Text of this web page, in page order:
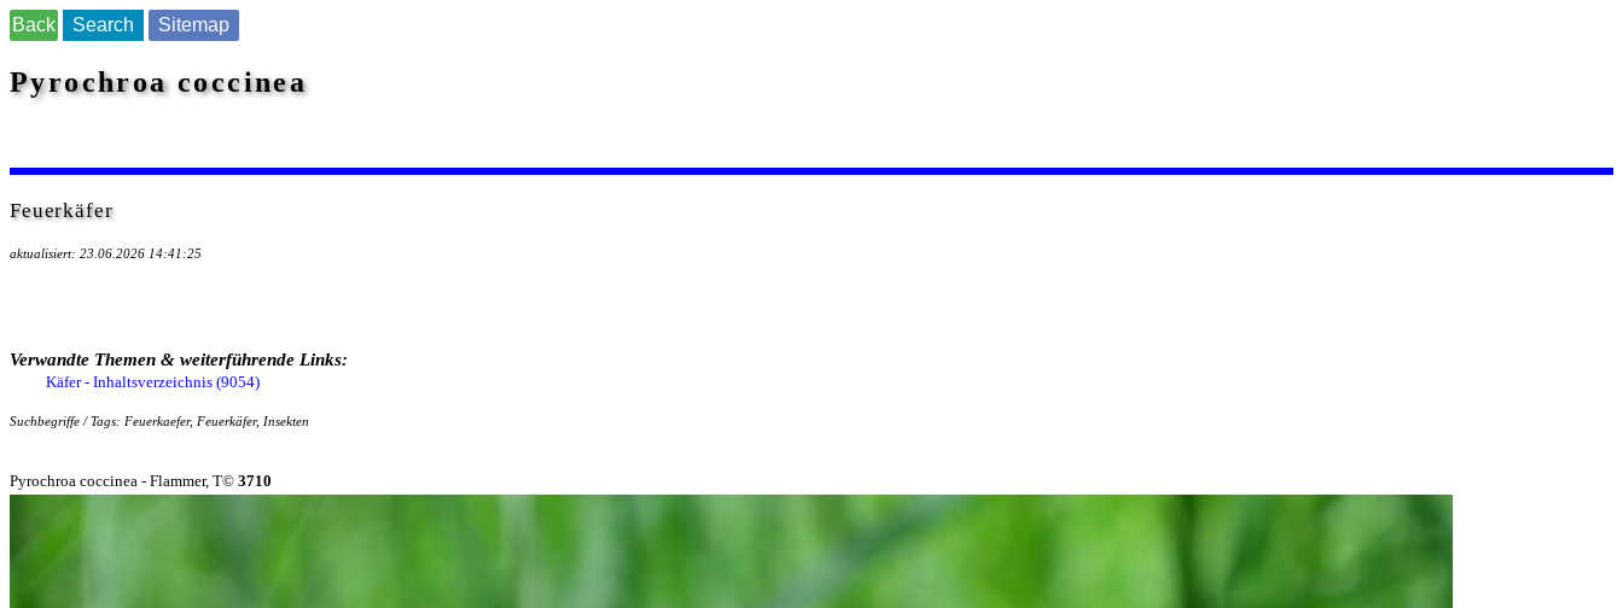
Back Search Sitemap
Pyrochroa coccinea
Feuerkäfer
aktualisiert: 23.06.2026 14:41:25
Verwandte Themen & weiterführende Links:
Käfer - Inhaltsverzeichnis (9054)
Suchbegriffe / Tags: Feuerkaefer, Feuerkäfer, Insekten
Pyrochroa coccinea - Flammer, T© 3710